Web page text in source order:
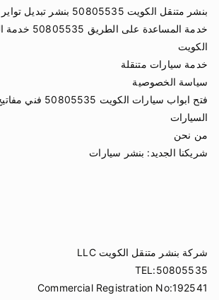
بنشر متنقل الكويت 50805535 بنشر تبديل تواير وبطاريات سيارات
خدمة المساعدة
الكويت
خدمة سيارات متنقلة
سياسة الخصوصية
فتح ابواب سيارات
السيارات
من نحن
شريكنا الجديد: بنشر سيارات
شركة بنشر متنقل الكويت LLC
TEL:50805535
Commercial Registration No:192541